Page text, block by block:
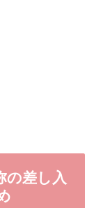
の差し入